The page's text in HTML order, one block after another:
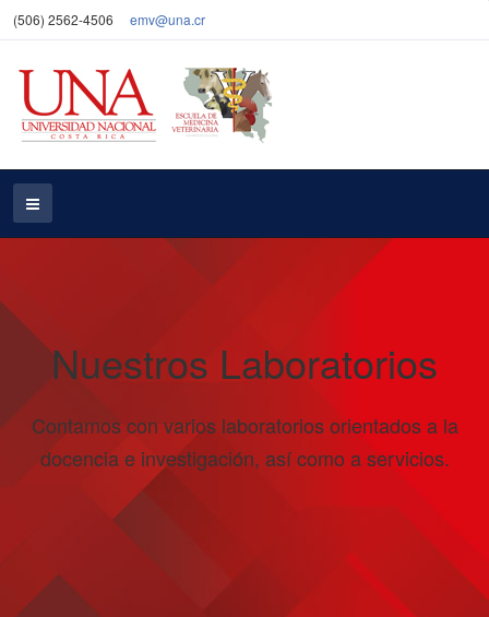
(506) 2562-4506 emv@una.cr
Nuestros Laboratorios
Contamos con varios laboratorios orientados a la
docencia e investigación, así como a servicios.